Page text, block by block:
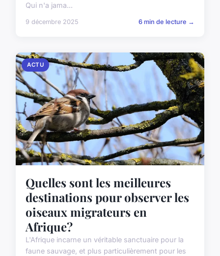
Qui n'a jama...
9 décembre 2025 6 min de lecture →
ACTU
Quelles sont les meilleures
destinations pour observer les
oiseaux migrateurs en
Afrique?
L'Afrique incarne un véritable sanctuaire pour la
faune sauvage, et plus particulièrement pour les